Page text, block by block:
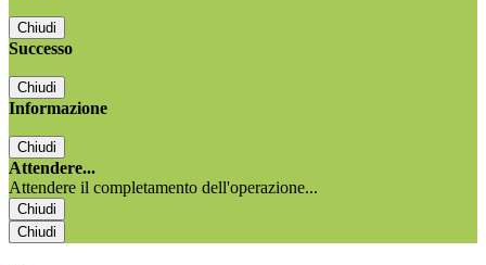
Chiudi
Successo
Chiudi
Informazione
Chiudi
Attendere...
Attendere il completamento dell'operazione...
Chiudi
Chiudi